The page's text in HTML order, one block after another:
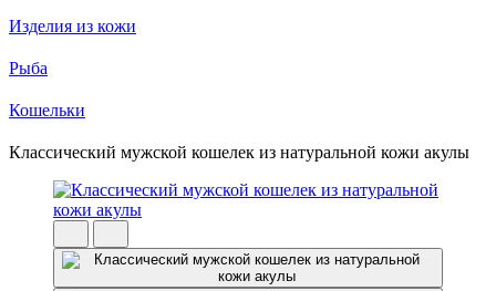
Изделия из кожи
Рыба
Кошельки
Классический мужской кошелек из натуральной кожи акулы